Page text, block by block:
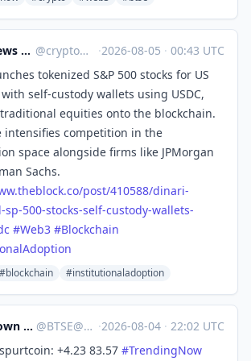
crypto news 🧠 eicker.crypto @crypto@eicker.news ·2026-08-05 · 00:43 UTC
tokenized S&P 500 stocks for US
self-custody wallets using USDC,
equities onto the blockchain.
intensifies competition in the
space alongside firms like JPMorgan
Sachs.
theblock.co/post/410588/dinari-
sp-500-stocks-self-custody-wallets-
#Web3 #Blockchain
#blockchain #institutionaladoption
Brands.Town Stock Exchange @BTSE@brands.town ·2026-08-04 · 22:02 UTC
+4.23 83.57 #TrendingNow